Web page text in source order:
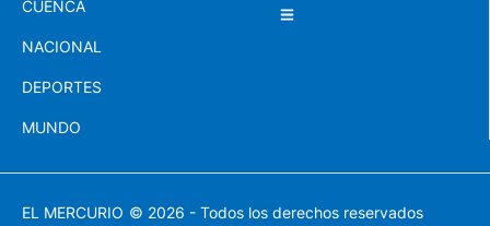
CUENCA
NACIONAL
DEPORTES
MUNDO
EL MERCURIO © 2026 - Todos los derechos reservados